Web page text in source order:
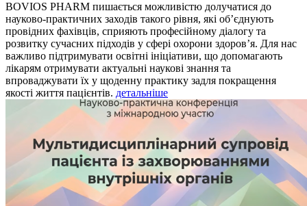
BOVIOS PHARM пишається можливістю долучатися до
науково-практичних заходів такого рівня, які об’єднують
провідних фахівців, сприяють професійному діалогу та
розвитку сучасних підходів у сфері охорони здоров’я. Для нас
важливо підтримувати освітні ініціативи, що допомагають
лікарям отримувати актуальні наукові знання та
впроваджувати їх у щоденну практику задля покращення
якості життя пацієнтів. детальніше